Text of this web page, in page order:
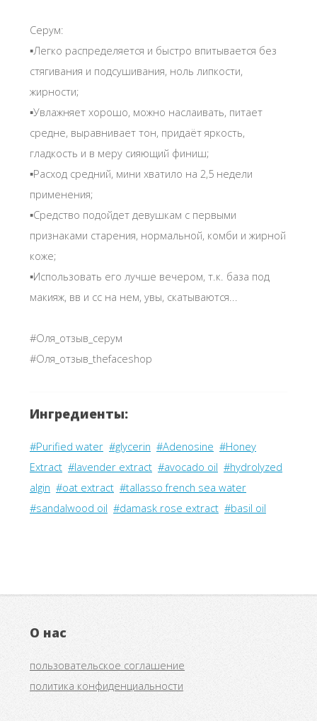
Серум:
▪️Легко распределяется и быстро впитывается без
стягивания и подсушивания, ноль липкости,
жирности;
▪️Увлажняет хорошо, можно наслаивать, питает
средне, выравнивает тон, придаёт яркость,
гладкость и в меру сияющий финиш;
▪️Расход средний, мини хватило на 2,5 недели
применения;
▪️Средство подойдет девушкам с первыми
признаками старения, нормальной, комби и жирной
коже;
▪️Использовать его лучше вечером, т.к. база под
макияж, вв и сс на нем, увы, скатываются...
#Оля_отзыв_серум
#Оля_отзыв_thefaceshop
Ингредиенты:
#Purified water #glycerin #Adenosine #Honey
Extract #lavender extract #avocado oil #hydrolyzed
algin #oat extract #tallasso french sea water
#sandalwood oil #damask rose extract #basil oil
О нас
пользовательское соглашение
политика конфиденциальности